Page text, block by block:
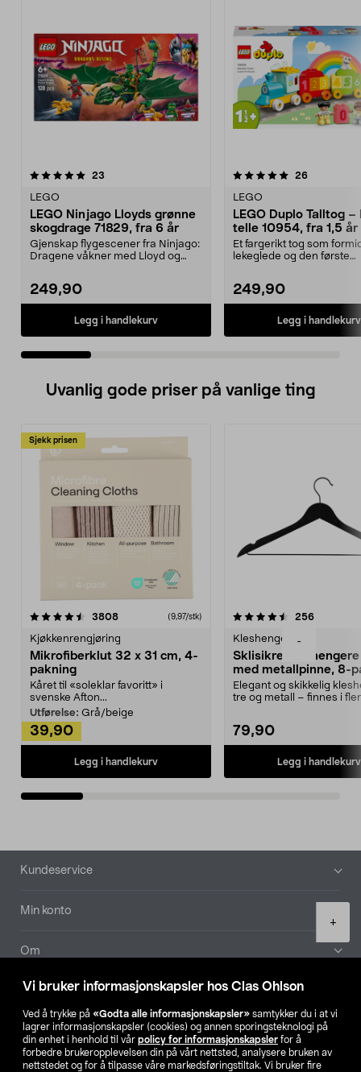
Vi bruker informasjonskapsler hos Clas Ohlson
Ved å trykke på «Godta alle informasjonskapsler» samtykker du i at vi
lagrer informasjonskapsler (cookies) og annen sporingsteknologi på
din enhet i henhold til vår policy for informasjonskapsler for å
forbedre brukeropplevelsen din på vårt nettsted, analysere bruken av
nettstedet og for å tilpasse våre markedsføringstiltak. Vi bruker fire
-
+
23
LEGO
LEGO Ninjago Lloyds grønne
skogdrage 71829, fra 6 år
Gjenskap flygescener fra Ninjago:
Dragene våkner med Lloyd og
249,90
Legg i handlekurv
5.0 av 5 stjerner 26
LEGO
LEGO Duplo Talltog
telle 10954, fra 1,5 år
Et fargerikt tog som
lekeglede og den første
249,90
Legg i handlekurv
4.5 av 5 stjerner
Uvanlig gode priser på vanlige ting
Sjekk prisen
3808anmeldelser(9,97/stk)
Kjøkkenrengjøring
Mikrofiberklut 32 x 31 cm, 4-
pakning
Kåret til «soleklar favoritt» i
svenske Afton...
Utførelse: Grå/beige
39,90
Legg i handlekurv
4.5av 5 stjerner 256
Kleshengere
Sklisikre
med metallpinne, 8-
Elegant og skikkelig
tre og metall – finnes i
79,90
Legg i handlekurv
4.5av 5 stjerner
Bunntekst
Kundeservice
Min konto
Om
Aktuelt
Våre selskaper